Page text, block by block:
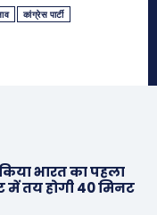
कांग्रेस पार्टी
भारत का पहला
में तय होगी 40 मिनट